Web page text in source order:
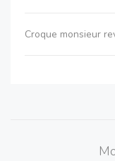
Croque monsieur